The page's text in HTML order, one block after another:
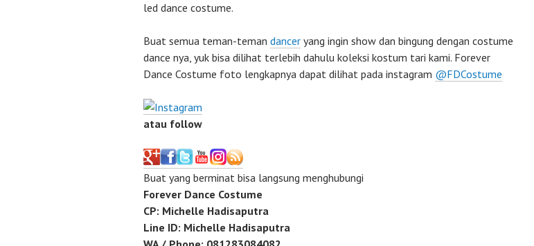
led dance costume.
Buat semua teman-teman dancer yang ingin show dan bingung dengan costume
dance nya, yuk bisa dilihat terlebih dahulu koleksi kostum tari kami. Forever
Dance Costume foto lengkapnya dapat dilihat pada instagram @FDCostume
atau follow
Buat yang berminat bisa langsung menghubungi
Forever Dance Costume
CP: Michelle Hadisaputra
Line ID: Michelle Hadisaputra